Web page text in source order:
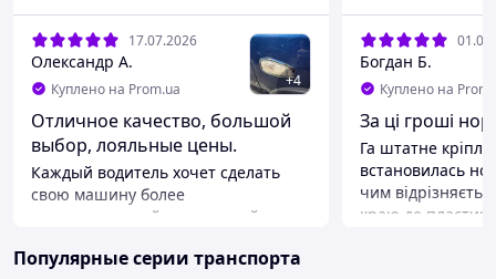
17.07.2026
Олександр А.
Куплено на Prom.ua +4
Отличное качество, большой
выбор, лояльные цены.
Каждый водитель хочет сделать
свою машину более
индивидуальной, не похожей на
и я стараюсь придать ей свою
Богдан Б.
Куплено на
За ці гроші
Га штатне
встановилась
чим
краю де пластик
Популярные серии транспорта